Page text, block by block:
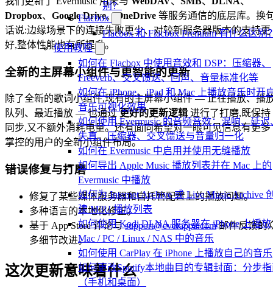
别？
Flacbox
Flacbox 和 Flacbox Premium 有什么区别
使用教程
如何在 Flacbox 中使用音效和 DSP：压缩器、
Freeverb、交叉馈送、回声、音量标准化等
如何在 iPhone、iPad 和 Mac 上播放音乐时开
音乐可视化效果
如何使用 Evermusic 的音频音效：混响、延迟
失真、压缩器、交叉馈送与音量归一化
如何在 Evermusic 中启用并使用无缝播放
如何导出 Apple Music 播放列表并在 Mac 上的
Evermusic 中播放
如何为 Internet Archive 或 Live Music Archive
建 M3U 播放列表
如何使用 Kodi DLNA 服务器在 iPhone 上播放
Mac / PC / Linux / NAS 中的音乐
如何使用 CarPlay 在 iPhone 上播放自己的音乐
如何更改Spotify本地曲目的专辑封面：分步
（手机和桌面）
Dropbox、 Google Drive、OneDrive 等服务通信的底层库。换
话说:边缘场景下的连接失败更少、对较新服务器版本的支持更
好,整体性能也有所提升。
全新的主屏幕小组件与更智能的更新
除了全新的歌词小组件,现有的主屏幕小组件 — 正在播放、播
队列、最近播放 — 也通过更好的更新逻辑 进行了打磨,既保持
同步,又不额外消耗电量。还有面向希望对一眼可见信息有更多
掌控的用户的全新小组件布局。
错误修复与打磨
修复了某些媒体服务器和自托管配置上的播放问题。
多种语言的本地化修正。
基于 App Store 评论与support@everappz.com邮件反馈的
多细节改进。
这次更新意味着什么